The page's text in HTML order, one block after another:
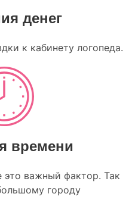
денег
к кабинету логопеда.
времени
важный фактор. Так
городу